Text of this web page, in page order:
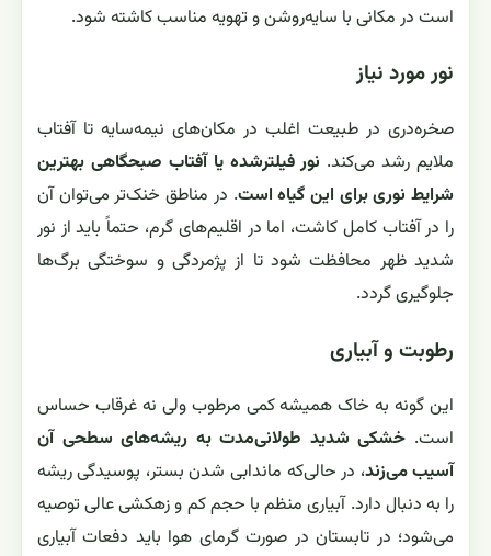
است در مکانی با سایه‌روشن و تهویه مناسب کاشته شود.
نور مورد نیاز
صخره‌دری در طبیعت اغلب در مکان‌های نیمه‌سایه تا آفتاب
ملایم رشد می‌کند. نور فیلترشده یا آفتاب صبحگاهی بهترین
شرایط نوری برای این گیاه است. در مناطق خنک‌تر می‌توان آن
را در آفتاب کامل کاشت، اما در اقلیم‌های گرم، حتماً باید از نور
شدید ظهر محافظت شود تا از پژمردگی و سوختگی برگ‌ها
جلوگیری گردد.
رطوبت و آبیاری
این گونه به خاک همیشه کمی مرطوب ولی نه غرقاب حساس
است. خشکی شدید طولانی‌مدت به ریشه‌های سطحی آن
آسیب می‌زند، در حالی‌که ماندابی شدن بستر، پوسیدگی ریشه
را به دنبال دارد. آبیاری منظم با حجم کم و زهکشی عالی توصیه
می‌شود؛ در تابستان در صورت گرمای هوا باید دفعات آبیاری